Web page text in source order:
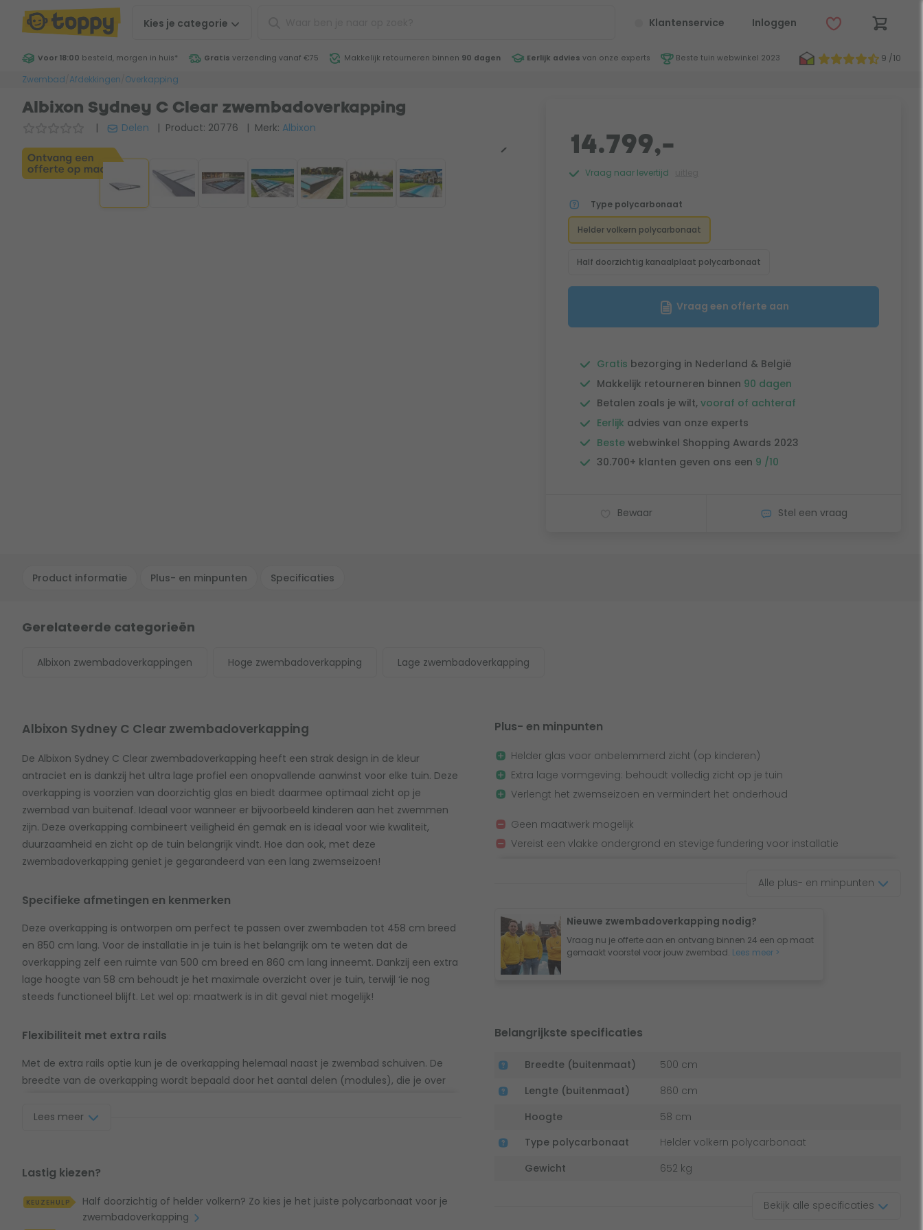
Kies je categorie Klantenservice Inloggen
Voor 18:00 besteld, morgen in huis* Gratis verzending vanaf €75 Makkelijk retourneren binnen 90 dagen Eerlijk advies van onze experts Beste tuin webwinkel 2023
9 /10
Zwembad Afdekkingen Overkapping
Albixon Sydney C Clear zwembadoverkapping
| Delen | Product: 20776 | Merk: Albixon
14.799,-
Vraag naar levertijd
Type polycarbonaat
Helder volkern polycarbonaat
Half doorzichtig kanaalplaat polycarbonaat
Vraag een offerte aan
Gratis bezorging in Nederland & België
Makkelijk retourneren binnen 90 dagen
Betalen zoals je wilt, vooraf of achteraf
Eerlijk advies van onze experts
Bestewebwinkel Shopping Awards 2023
30.700+ klanten geven ons een 9 /10
Bewaar Stel een vraag
Product informatie Plus- en minpunten Specificaties
Gerelateerde categorieën
Albixon zwembadoverkappingen Hoge zwembadoverkapping Lage zwembadoverkapping
Albixon Sydney C Clear zwembadoverkapping
De Albixon Sydney C Clear zwembadoverkapping heeft een strak design in de kleur
antraciet en is dankzij het ultra lage profiel een onopvallende aanwinst voor elke tuin. Deze
overkapping is voorzien van doorzichtig glas en biedt daarmee optimaal zicht op je
zwembad van buitenaf. Ideaal voor wanneer er bijvoorbeeld kinderen aan het zwemmen
zijn. Deze overkapping combineert veiligheid én gemak en is ideaal voor wie kwaliteit,
duurzaamheid en zicht op de tuin belangrijk vindt. Hoe dan ook, met deze
zwembadoverkapping geniet je gegarandeerd van een lang zwemseizoen!
Specifieke afmetingen en kenmerken
Deze overkapping is ontworpen om perfect te passen over zwembaden tot 458 cm breed
en 850 cm lang. Voor de installatie in je tuin is het belangrijk om te weten dat de
overkapping zelf een ruimte van 500 cm breed en 860 cm lang inneemt. Dankzij een extra
lage hoogte van 58 cm behoudt je het maximale overzicht over je tuin, terwijl ‘ie nog
steeds functioneel blijft. Let wel op: maatwerk is in dit geval niet mogelijk!
Flexibiliteit met extra rails
Met de extra rails optie kun je de overkapping helemaal naast je zwembad schuiven. De
breedte van de overkapping wordt bepaald door het aantal delen (modules), die je over
minstens zo breed als deze module, toe te voegen, kun je de overkapping helemaal naast
Je kunt kiezen voor levering in onderdelen of voorgeassembleerd, afhankelijk van je
Lees meer
Lastig kiezen?
KEUZEHULP
Half doorzichtig of helder volkern? Zo kies je het juiste polycarbonaat voor je
zwembadoverkapping
Plus- en minpunten
Helder glas voor onbelemmerd zicht (op kinderen)
Extra lage vormgeving: behoudt volledig zicht op je tuin
Verlengt het zwemseizoen en vermindert het onderhoud
Geen maatwerk mogelijk
Vereist een vlakke ondergrond en stevige fundering voor installatie
Alle plus- en minpunten
Nieuwe zwembadoverkapping nodig?
Vraag nu je offerte aan en ontvang binnen 24 een op maat
gemaakt voorstel voor jouw zwembad. Lees meer >
Belangrijkste specificaties
Breedte (buitenmaat)
500 cm
Lengte (buitenmaat)
860 cm
Hoogte
58 cm
Type polycarbonaat
Helder volkern polycarbonaat
Gewicht
652 kg
Bekijk alle specificaties